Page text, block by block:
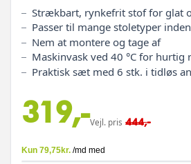
Strækbart, rynkefrit stof for glat
Passer til mange stoletyper
Nem at montere og tage af
Maskinvask ved 40 °C for hurtig
Praktisk sæt med 6 stk. i tidløs
319,-Vejl. pris 444,-